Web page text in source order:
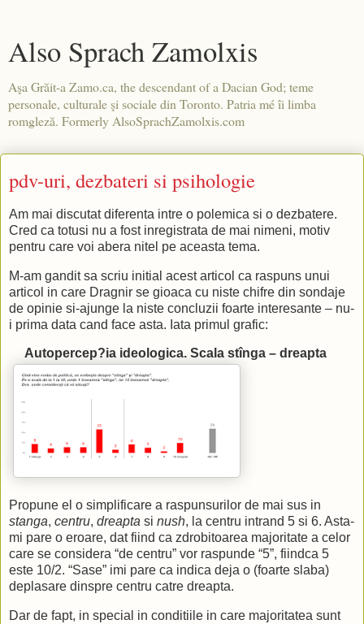
Also Sprach Zamolxis
Aşa Grăit-a Zamo.ca, the descendant of a Dacian God; teme
personale, culturale şi sociale din Toronto. Patria mé îi limba
romgleză. Formerly AlsoSprachZamolxis.com
pdv-uri, dezbateri si psihologie
Am mai discutat diferenta intre o polemica si o dezbatere.
Cred ca totusi nu a fost inregistrata de mai nimeni, motiv
pentru care voi abera nitel pe aceasta tema.
M-am gandit sa scriu initial acest articol ca raspuns unui
articol in care Dragnir se gioaca cu niste chifre din sondaje
de opinie si-ajunge la niste concluzii foarte interesante – nu-
i prima data cand face asta. Iata primul grafic:
Autopercep?ia ideologica. Scala stînga – dreapta
Propune el o simplificare a raspunsurilor de mai sus in
stanga, centru, dreapta si nush, la centru intrand 5 si 6. Asta-
mi pare o eroare, dat fiind ca zdrobitoarea majoritate a celor
care se considera “de centru” vor raspunde “5”, fiindca 5
este 10/2. “Sase” imi pare ca indica deja o (foarte slaba)
deplasare dinspre centru catre dreapta.
Dar de fapt, in special in conditiile in care majoritatea sunt